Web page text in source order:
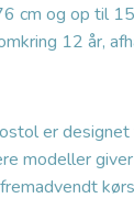
cm og op til
12 år,
er
modeller